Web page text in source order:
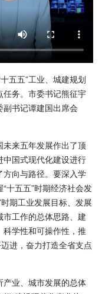
五五”工业、城建规划
务。市委书记熊征宇
书记谭建国出席会
来五年发展作出了顶
中国式现代化建设进行
向与路径。要深入学
十五五”时期经济社会发
期工业发展目标、发展
工作的总体思路、建
学性和可操作性，推
进，奋力打造全省支点
业、城市发展的总体